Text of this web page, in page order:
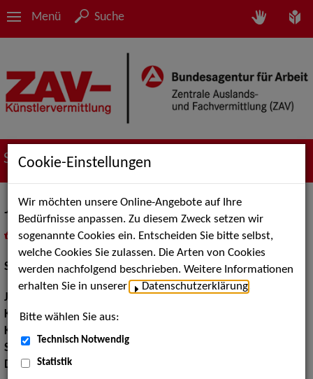
Menü Suche
Suche nach Künstler*innen
Johanna Schubert
als PDF speichern
inMeine Merklistelegen
Schauspiel:Film und TV, Bühne
Jahrgang:
Körpergröße:169 cm
Konfektionsgröße:
Sprachen:
Dialekte:Fränkisch
Cookie-Einstellungen
Wir möchten unsere Online-Angebote auf Ihre
Bedürfnisse anpassen. Zu diesem Zweck setzen wir
sogenannte Cookies ein. Entscheiden Sie bitte selbst,
welche Cookies Sie zulassen. Die Arten von Cookies
werden nachfolgend beschrieben. Weitere Informationen
erhalten Sie in unserer
Datenschutzerklärung
Bitte wählen Sie aus:
Technisch Notwendig
Statistik